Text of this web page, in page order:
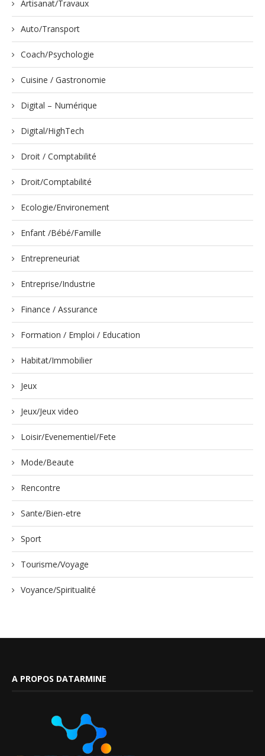
Artisanat/Travaux
Auto/Transport
Coach/Psychologie
Cuisine / Gastronomie
Digital – Numérique
Digital/HighTech
Droit / Comptabilité
Droit/Comptabilité
Ecologie/Environement
Enfant /Bébé/Famille
Entrepreneuriat
Entreprise/Industrie
Finance / Assurance
Formation / Emploi / Education
Habitat/Immobilier
Jeux
Jeux/Jeux video
Loisir/Evenementiel/Fete
Mode/Beaute
Rencontre
Sante/Bien-etre
Sport
Tourisme/Voyage
Voyance/Spiritualité
A PROPOS DATARMINE